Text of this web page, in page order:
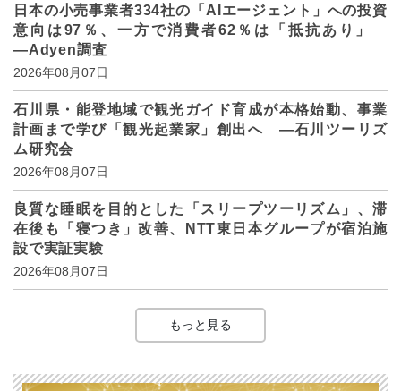
日本の小売事業者334社の「AIエージェント」への投資
意向は97％、一方で消費者62％は「抵抗あり」
―Adyen調査
2026年08月07日
石川県・能登地域で観光ガイド育成が本格始動、事業
計画まで学び「観光起業家」創出へ ―石川ツーリズ
ム研究会
2026年08月07日
良質な睡眠を目的とした「スリープツーリズム」、滞
在後も「寝つき」改善、NTT東日本グループが宿泊施
設で実証実験
2026年08月07日
もっと見る